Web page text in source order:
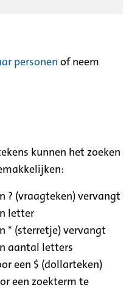
personen of neem
kunnen het zoeken
? (vraagteken) vervangt
letter
* (sterretje) vervangt
aantal letters
een $ (dollarteken)
een zoekterm te